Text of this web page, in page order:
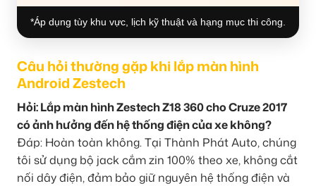
*Áp dụng tùy khu vực, lịch kỹ thuật và hạng mục thi công.
Câu hỏi thường gặp khi lắp màn hình
Android Zestech
Hỏi: Lắp màn hình Zestech Z18 360 cho Cruze 2017
có ảnh hưởng đến hệ thống điện của xe không?
Đáp: Hoàn toàn không. Tại Thành Phát Auto, chúng
tôi sử dụng bộ jack cắm zin 100% theo xe, không cắt
nối dây điện, đảm bảo giữ nguyên hệ thống điện và